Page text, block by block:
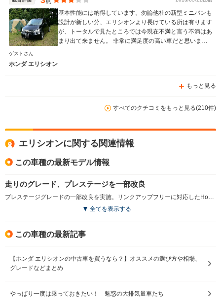
基本性能には納得しています。勿論他社の新型ミニバンも
設計が新しい分、エリシオンより長けている所は有ります
が、トータルで見たところでは今現在不満と言う不満はあ
まり出て来ません。 非常に満足度の高い車だと思いま
ゲストさん
ホンダ エリシオン
もっと見る
すべてのクチコミをもっと見る(210件)
エリシオンに関する関連情報
この車種の最新モデル情報
走りのグレード、プレステージを一部改良
全てを表示する
この車種の最新記事
【ホンダ エリシオンの中古車を買うなら？】オススメの選び方や相場、
グレードなどまとめ
やっぱり一度は乗っておきたい！ 魅惑の大排気量車たち